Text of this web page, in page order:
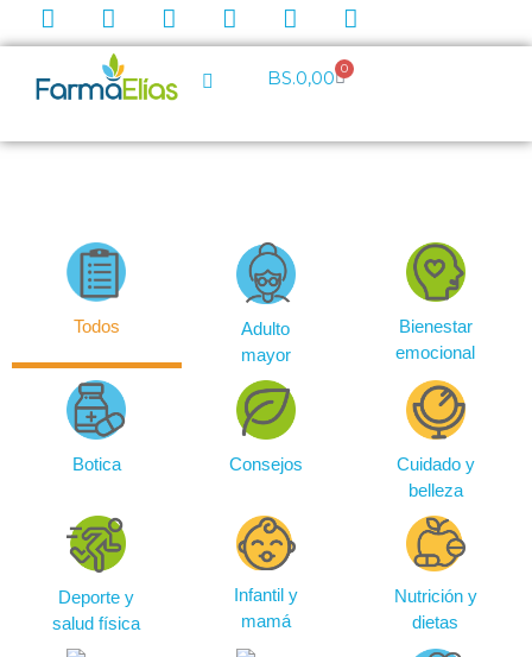
BS.0,00 0
Todos
Adulto
mayor
Bienestar
emocional
Botica Consejos
Cuidado y
belleza
Deporte y
salud física
Infantil y
mamá
Nutrición y
dietas